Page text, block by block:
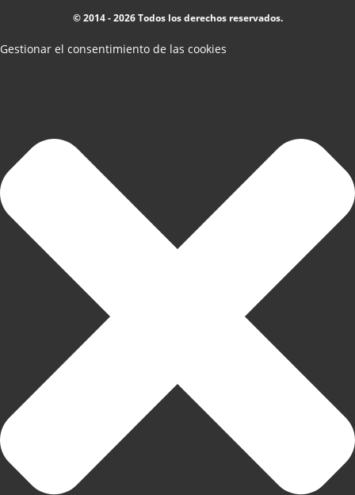
© 2014 - 2026 Todos los derechos reservados.
Gestionar el consentimiento de las cookies